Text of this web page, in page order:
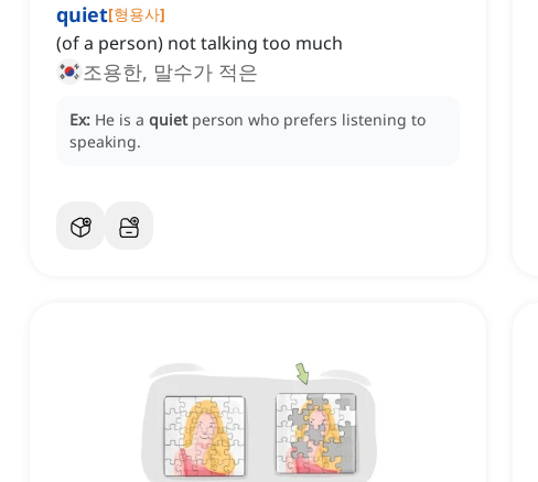
quiet[형용사]
(of a person) not talking too much
조용한, 말수가 적은
Ex: He is a quiet person who prefers listening to
speaking.